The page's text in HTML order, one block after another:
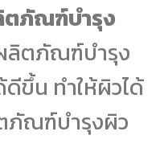
ตภัณฑ์บำรุง
ลิตภัณฑ์บำรุง
ขึ้น ทำให้ผิวได้
ภัณฑ์บำรุงผิว